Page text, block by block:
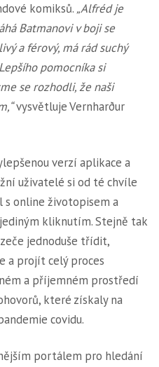
komiksů. „Alfréd je
Batmanovi v boji se
a férový, má rád suchý
pomocníka si
se rozhodli, že naši
vysvětluje Vernharður
verzí aplikace a
uživatelé si od té chvíle
online životopisem a
kliknutím. Stejně tak
jednoduše třídit,
a projít celý proces
a příjemném prostředí
které získaly na
covidu.
portálem pro hledání